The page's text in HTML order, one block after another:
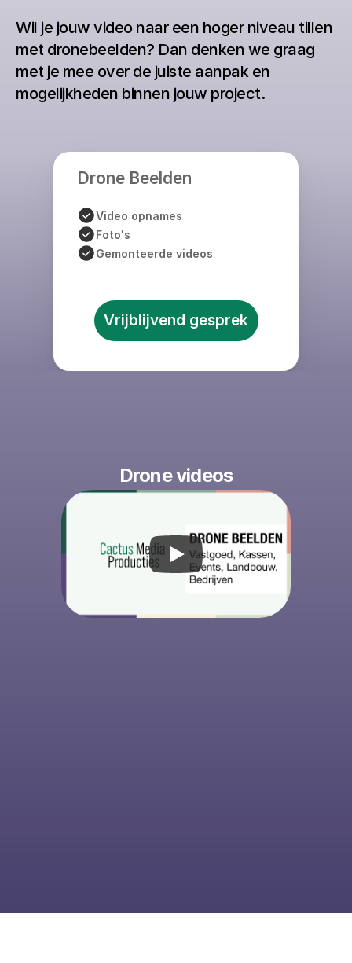
Wil je jouw video naar een hoger niveau tillen
met dronebeelden? Dan denken we graag
met je mee over de juiste aanpak en
mogelijkheden binnen jouw project.
Drone Beelden
Video opnames
Foto's
Gemonteerde videos
Vrijblijvend gesprek
Drone videos